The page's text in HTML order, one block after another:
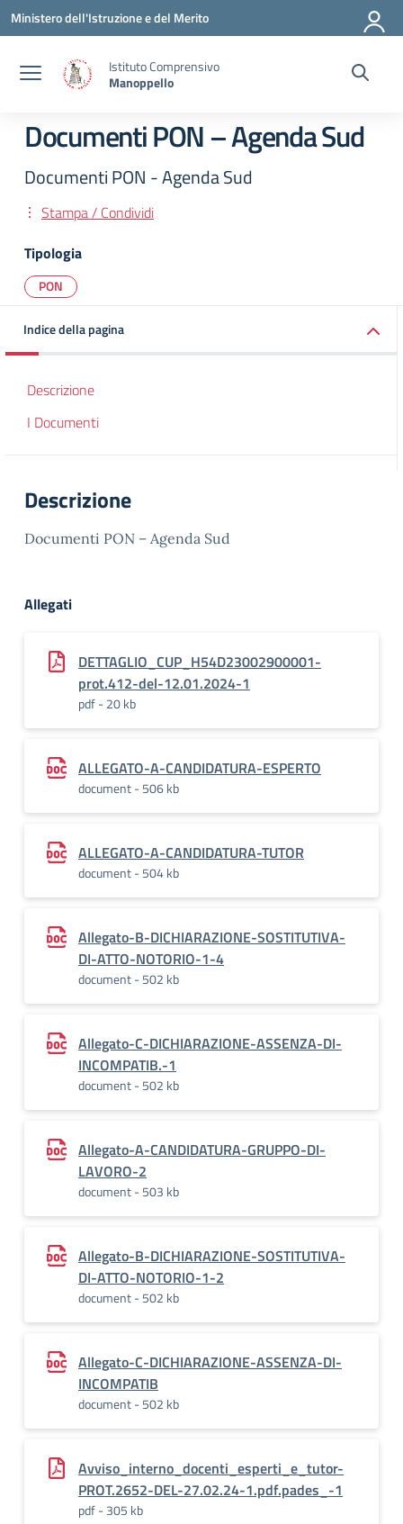
Vai ai contenuti
Vai al menu di navigazione
Vai al footer
Ministero dell'Istruzione e del Merito
Istituto Comprensivo
Manoppello
Documenti PON – Agenda Sud
Documenti PON - Agenda Sud
Stampa / Condividi
Tipologia
PON
Indice della pagina
Descrizione
I Documenti
Descrizione
Documenti PON – Agenda Sud
Allegati
DETTAGLIO_CUP_H54D23002900001-
prot.412-del-12.01.2024-1
pdf - 20 kb
ALLEGATO-A-CANDIDATURA-ESPERTO
document - 506 kb
ALLEGATO-A-CANDIDATURA-TUTOR
document - 504 kb
Allegato-B-DICHIARAZIONE-SOSTITUTIVA-
DI-ATTO-NOTORIO-1-4
document - 502 kb
Allegato-C-DICHIARAZIONE-ASSENZA-DI-
INCOMPATIB.-1
document - 502 kb
Allegato-A-CANDIDATURA-GRUPPO-DI-
LAVORO-2
document - 503 kb
Allegato-B-DICHIARAZIONE-SOSTITUTIVA-
DI-ATTO-NOTORIO-1-2
document - 502 kb
Allegato-C-DICHIARAZIONE-ASSENZA-DI-
INCOMPATIB
document - 502 kb
Avviso_interno_docenti_esperti_e_tutor-
PROT.2652-DEL-27.02.24-1.pdf.pades_-1
pdf - 305 kb